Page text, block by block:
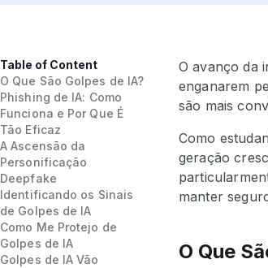
Table of Content
O Que São Golpes de IA?
Phishing de IA: Como
Funciona e Por Que É
Tão Eficaz
A Ascensão da
Personificação
Deepfake
Identificando os Sinais
de Golpes de IA
Como Me Protejo de
Golpes de IA
Golpes de IA Vão
O avanço da
enganarem
são mais
Como
geração
manter
O Que